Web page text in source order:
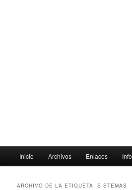
principal
Inicio Archivos Enlaces Info
ARCHIVO DE LA ETIQUETA:SISTEMAS